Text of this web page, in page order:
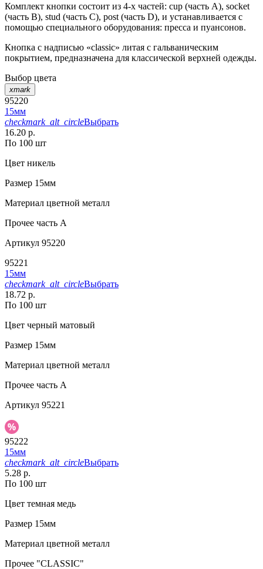
Комплект кнопки состоит из 4-х частей: cup (часть А), socket
(часть В), stud (часть С), post (часть D), и устанавливается с
помощью специального оборудования: пресса и пуансонов.
Кнопка с надписью «classic» литая с гальваническим
покрытием, предназначена для классической верхней одежды.
Выбор цвета
xmark
95220
15мм
checkmark_alt_circleВыбрать
16.20 р.
По 100 шт
Цвет никель
Размер 15мм
Материал цветной металл
Прочее часть A
Артикул 95220
95221
15мм
checkmark_alt_circleВыбрать
18.72 р.
По 100 шт
Цвет черный матовый
Размер 15мм
Материал цветной металл
Прочее часть A
Артикул 95221
95222
15мм
checkmark_alt_circleВыбрать
5.28 р.
По 100 шт
Цвет темная медь
Размер 15мм
Материал цветной металл
Прочее "CLASSIC"